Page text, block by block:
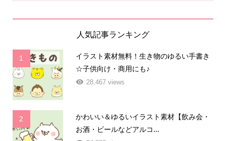
人気記事ランキング
1
イラスト素材無料！生き物のゆるい手書き
☆子供向け・商用にも♪
28,467 views
2
かわいい＆ゆるいイラスト素材【飲み会・
お酒・ビールなどアルコ...